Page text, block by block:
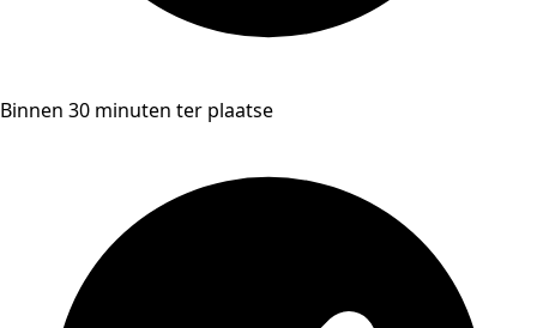
Binnen 30 minuten ter plaatse